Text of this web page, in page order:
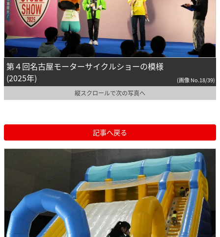
第４回名古屋モーターサイクルショーの模様
(2025年)
(画像 No.18/39)
縦スクロールで次の写真へ
記事へ戻る